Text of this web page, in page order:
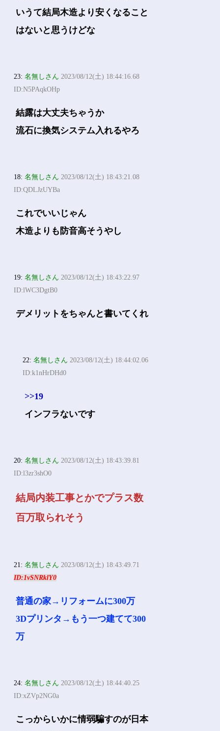
いうて結局木造より安くなること
はないと思うけどな
23:名無しさん 2023/08/12(土) 18:44:16.68
ID:N5PAqkOHp
結露は大丈夫ちゃうか
流石に換気システム入れるやろ
18:名無しさん 2023/08/12(土) 18:43:21.08
ID:QDLJzUYBa
これでいいじゃん
木造よりも防音高そうやし
19:名無しさん 2023/08/12(土) 18:43:22.97
ID:lWC3DgtB0
デメリットをちゃんと書いてくれ
22:名無しさん 2023/08/12(土) 18:44:02.06
ID:k1nHrDHd0
>>19
インフラないです
20:名無しさん 2023/08/12(土) 18:43:39.81
ID:l3zr3shO0
結局内装工事とかでプラス数
百万取られそう
21:名無しさん 2023/08/12(土) 18:43:49.71
ID:1vSNRklY0
普通の家→リフォームに300万
3Dプリンタ→もう一つ建てて300
万
24:名無しさん 2023/08/12(土) 18:44:40.25
ID:xZVp2NG0a
こっからいかに情弱騙すのが日本